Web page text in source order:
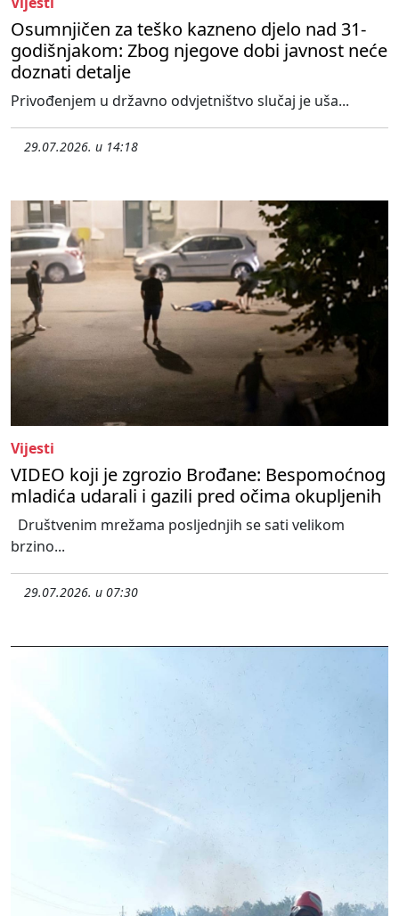
Osumnjičen za teško kazneno djelo nad 31-
godišnjakom: Zbog njegove dobi javnost neće
doznati detalje
Privođenjem u državno odvjetništvo slučaj je uša...
29.07.2026. u 14:18
Vijesti
VIDEO koji je zgrozio Brođane: Bespomoćnog
mladića udarali i gazili pred očima okupljenih
Društvenim mrežama posljednjih se sati velikom
brzino...
29.07.2026. u 07:30